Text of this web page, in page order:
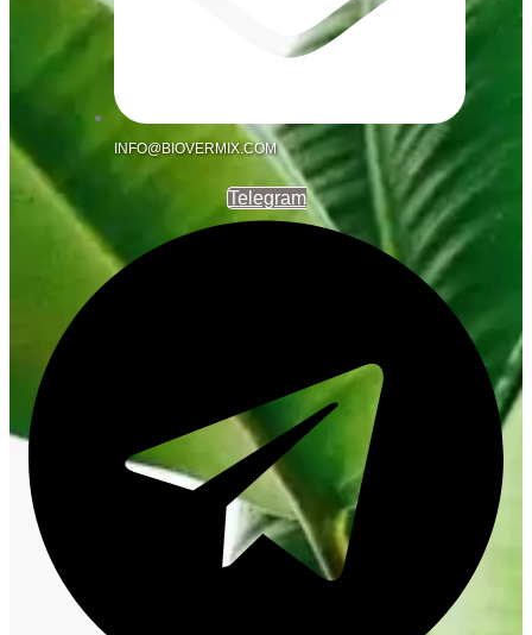
INFO@BIOVERMIX.COM
Telegram